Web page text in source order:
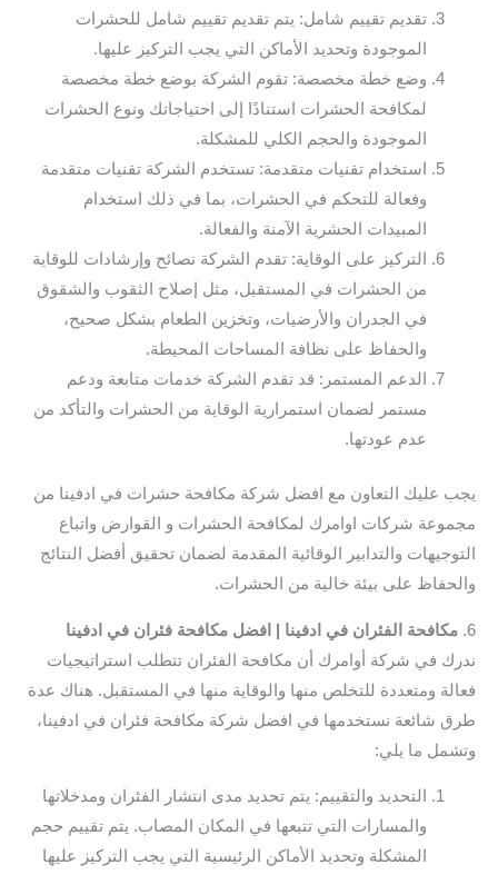
تقديم تقييم شامل: يتم تقديم تقييم شامل للحشرات
الموجودة وتحديد الأماكن التي يجب التركيز عليها.
وضع خطة مخصصة: تقوم الشركة بوضع خطة مخصصة
لمكافحة الحشرات استنادًا إلى احتياجاتك ونوع الحشرات
الموجودة والحجم الكلي للمشكلة.
استخدام تقنيات متقدمة: تستخدم الشركة تقنيات متقدمة
وفعالة للتحكم في الحشرات، بما في ذلك استخدام
المبيدات الحشرية الآمنة والفعالة.
التركيز على الوقاية: تقدم الشركة نصائح وإرشادات للوقاية
من الحشرات في المستقبل، مثل إصلاح الثقوب والشقوق
في الجدران والأرضيات، وتخزين الطعام بشكل صحيح،
والحفاظ على نظافة المساحات المحيطة.
الدعم المستمر: قد تقدم الشركة خدمات متابعة ودعم
مستمر لضمان استمرارية الوقاية من الحشرات والتأكد من
عدم عودتها.
يجب عليك التعاون مع افضل شركة مكافحة حشرات في ادفينا من
مجموعة شركات اوامرك لمكافحة الحشرات و القوارض واتباع
التوجيهات والتدابير الوقائية المقدمة لضمان تحقيق أفضل النتائج
والحفاظ على بيئة خالية من الحشرات.
6. مكافحة الفئران في ادفينا | افضل مكافحة فئران في ادفينا
ندرك في شركة أوامرك أن مكافحة الفئران تتطلب استراتيجيات
فعالة ومتعددة للتخلص منها والوقاية منها في المستقبل. هناك عدة
طرق شائعة نستخدمها في افضل شركة مكافحة فئران في ادفينا،
وتشمل ما يلي:
التحديد والتقييم: يتم تحديد مدى انتشار الفئران ومدخلاتها
والمسارات التي تتبعها في المكان المصاب. يتم تقييم حجم
المشكلة وتحديد الأماكن الرئيسية التي يجب التركيز عليها